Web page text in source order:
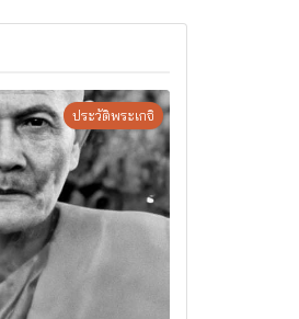
ประวัติพระเกจิ